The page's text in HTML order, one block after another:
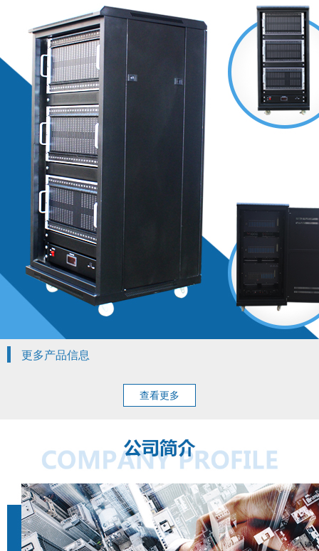
更多产品信息
查看更多